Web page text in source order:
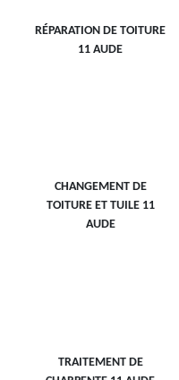
RÉPARATION DE TOITURE
11 AUDE
CHANGEMENT DE
TOITURE ET TUILE 11
AUDE
TRAITEMENT DE